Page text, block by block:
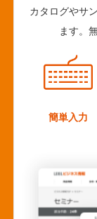
カタログやサ
ます。
簡単入力